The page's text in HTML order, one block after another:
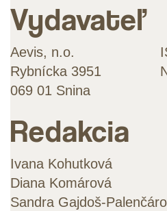
Vydavateľ
Aevis, n.o.
Rybnícka 3951
069 01 Snina
Redakcia
Ivana Kohutková
Diana Komárová
Sandra Gajdoš-